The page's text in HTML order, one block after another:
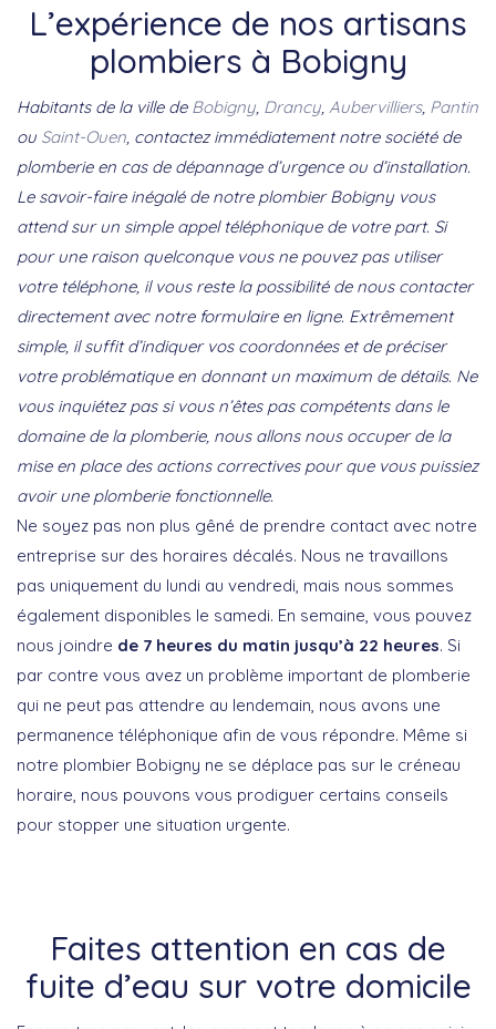
L’expérience de nos artisans
plombiers à Bobigny
Habitants de la ville de Bobigny Drancy Aubervilliers, Pantin
ou Saint-Ouen , contactez immédiatement notre société de
plomberie en cas de dépannage d’urgence ou d’installation.
Le savoir-faire inégalé de notre plombier Bobigny vous
attend sur un simple appel téléphonique de votre part. Si
pour une raison quelconque vous ne pouvez pas utiliser
votre téléphone, il vous reste la possibilité de nous contacter
directement avec notre formulaire en ligne. Extrêmement
simple, il suffit d’indiquer vos coordonnées et de préciser
votre problématique en donnant un maximum de détails. Ne
vous inquiétez pas si vous n’êtes pas compétents dans le
domaine de la plomberie, nous allons nous occuper de la
mise en place des actions correctives pour que vous puissiez
avoir une plomberie fonctionnelle.
Ne soyez pas non plus gêné de prendre contact avec notre
entreprise sur des horaires décalés. Nous ne travaillons
pas uniquement du lundi au vendredi, mais nous sommes
également disponibles le samedi. En semaine, vous pouvez
nous joindre de 7 heures du matin jusqu’à 22 heures. Si
par contre vous avez un problème important de plomberie
qui ne peut pas attendre au lendemain, nous avons une
permanence téléphonique afin de vous répondre. Même si
notre plombier Bobigny ne se déplace pas sur le créneau
horaire, nous pouvons vous prodiguer certains conseils
pour stopper une situation urgente.
Faites attention en cas de
fuite d’eau sur votre domicile